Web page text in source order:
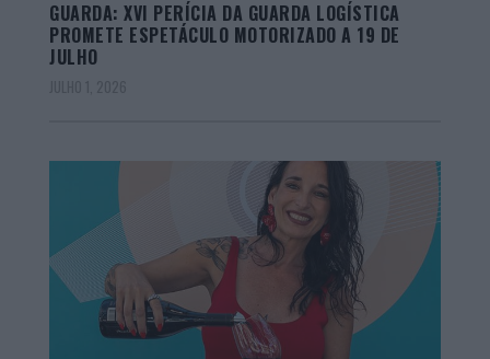
GUARDA: XVI PERÍCIA DA GUARDA LOGÍSTICA
PROMETE ESPETÁCULO MOTORIZADO A 19 DE
JULHO